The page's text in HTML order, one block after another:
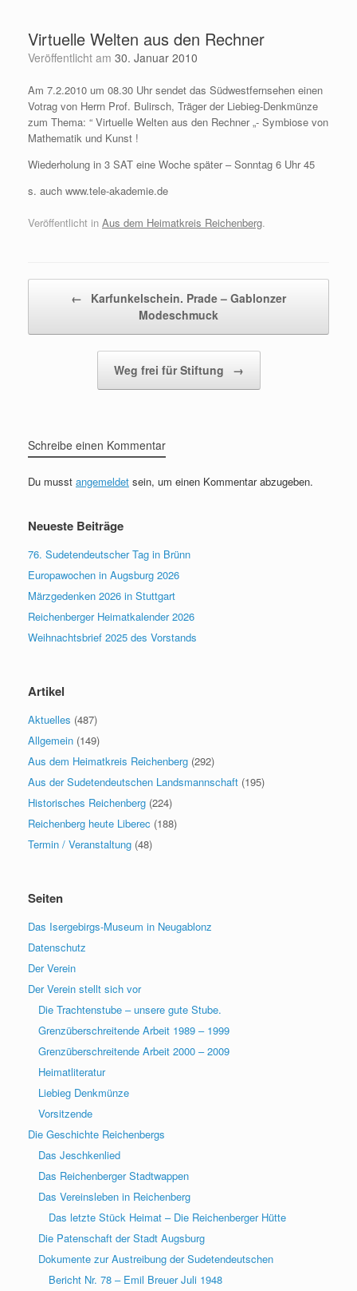
springenVirtuelle Welten aus den Rechner
Veröffentlicht am 30. Januar 2010
Am 7.2.2010 um 08.30 Uhr sendet das Südwestfernsehen einen
Votrag von Herrn Prof. Bulirsch, Träger der Liebieg-Denkmünze
zum Thema: “ Virtuelle Welten aus den Rechner „- Symbiose von
Mathematik und Kunst !
Wiederholung in 3 SAT eine Woche später – Sonntag 6 Uhr 45
s. auch www.tele-akademie.de
Veröffentlicht in Aus dem Heimatkreis Reichenberg.
←
Karfunkelschein. Prade – Gablonzer
Modeschmuck
Weg frei für Stiftung →
Schreibe einen Kommentar
Du musst angemeldet sein, um einen Kommentar abzugeben.
Neueste Beiträge
76. Sudetendeutscher Tag in Brünn
Europawochen in Augsburg 2026
Märzgedenken 2026 in Stuttgart
Reichenberger Heimatkalender 2026
Weihnachtsbrief 2025 des Vorstands
Artikel
Aktuelles (487)
Allgemein (149)
Aus dem Heimatkreis Reichenberg (292)
Aus der Sudetendeutschen Landsmannschaft (195)
Historisches Reichenberg (224)
Reichenberg heute Liberec (188)
Termin / Veranstaltung (48)
Seiten
Das Isergebirgs-Museum in Neugablonz
Datenschutz
Der Verein
Der Verein stellt sich vor
Die Trachtenstube – unsere gute Stube.
Grenzüberschreitende Arbeit 1989 – 1999
Grenzüberschreitende Arbeit 2000 – 2009
Heimatliteratur
Liebieg Denkmünze
Vorsitzende
Die Geschichte Reichenbergs
Das Jeschkenlied
Das Reichenberger Stadtwappen
Das Vereinsleben in Reichenberg
Das letzte Stück Heimat – Die Reichenberger Hütte
Die Patenschaft der Stadt Augsburg
Dokumente zur Austreibung der Sudetendeutschen
Bericht Nr. 78 – Emil Breuer Juli 1948